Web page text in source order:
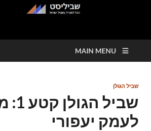
שביליסט
MAIN MENU
שביל הגולן
לעמק יעפורי